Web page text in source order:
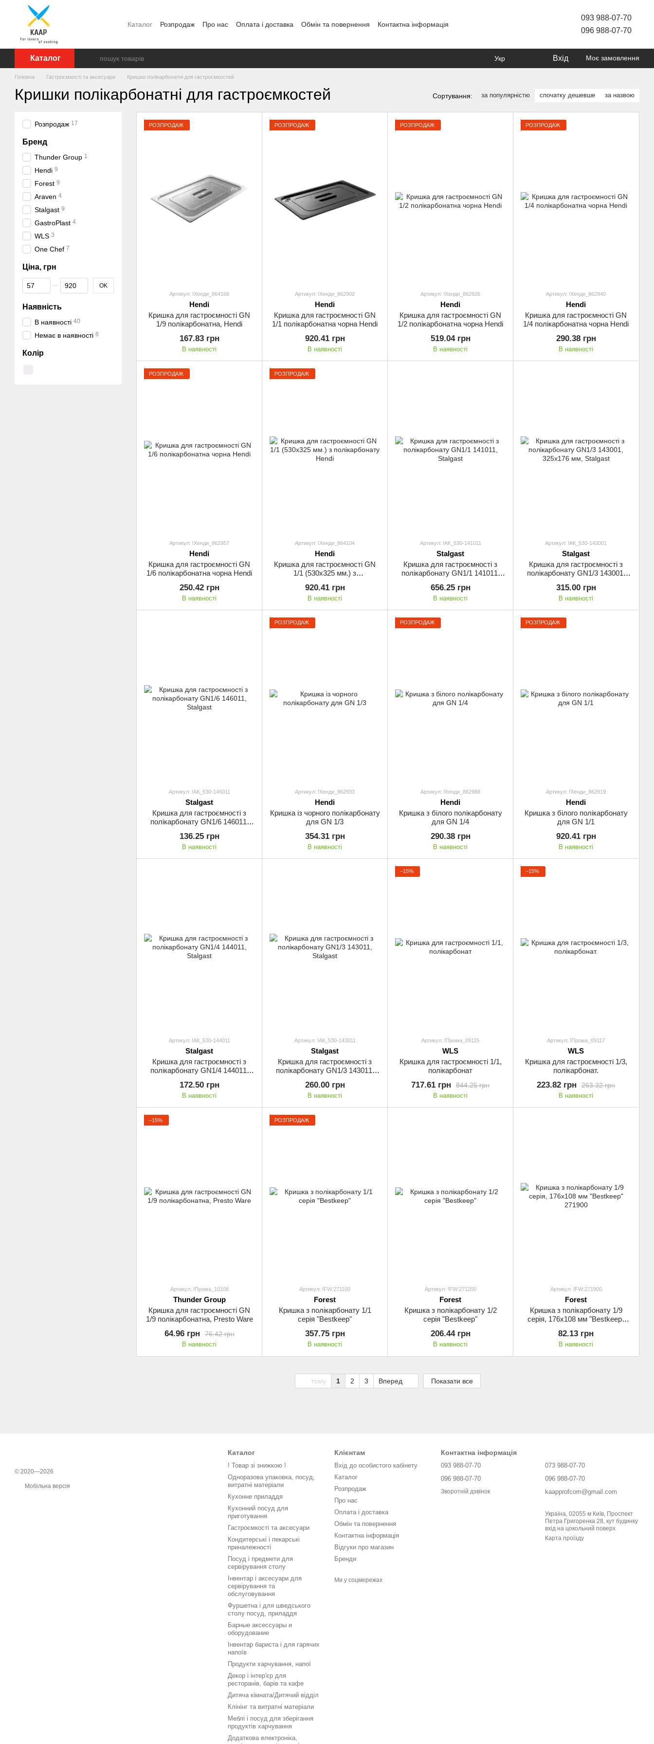
Перейти до основного контенту
Каталог Розпродаж Про нас Оплата і доставка Обмін та повернення
Контактна інформація
093 988-07-70
096 988-07-70
Каталог Укр Вхід Моє замовлення
Головна Гастроємкості та аксесуари Кришки полікарбонатні для гастроємкостей
Кришки полікарбонатні для гастроємкостей Сортування: за популярністю спочатку дешевше за назвою
РОЗПРОДАЖ
Артикул: !Хенди_864166
Hendi
Кришка для гастроємності GN
1/9 полікарбонатна, Hendi
167.83 грн
В наявності
РОЗПРОДАЖ
Артикул: !Хенди_862902
Hendi
Кришка для гастроємності GN
1/1 полікарбонатна чорна Hendi
920.41 грн
В наявності
РОЗПРОДАЖ
Артикул: !Хенди_862926
Hendi
Кришка для гастроємності GN
1/2 полікарбонатна чорна Hendi
519.04 грн
В наявності
РОЗПРОДАЖ
Артикул: !Хенди_862940
Hendi
Кришка для гастроємності GN
1/4 полікарбонатна чорна Hendi
290.38 грн
В наявності
РОЗПРОДАЖ
Артикул: !Хенди_862957
Hendi
Кришка для гастроємності GN
1/6 полікарбонатна чорна Hendi
250.42 грн
В наявності
РОЗПРОДАЖ
Артикул: !Хенди_864104
Hendi
Кришка для гастроємності GN
1/1 (530x325 мм.) з
920.41 грн
В наявності
Артикул: !АК_530-141011
Stalgast
Кришка для гастроємності з
полікарбонату GN1/1 141011,
656.25 грн
В наявності
Артикул: !АК_530-143001
Stalgast
Кришка для гастроємності з
полікарбонату GN1/3 143001,
315.00 грн
В наявності
Артикул: !АК_530-146011
Stalgast
Кришка для гастроємності з
полікарбонату GN1/6 146011,
136.25 грн
В наявності
РОЗПРОДАЖ
Артикул: !Хенди_862933
Hendi
Кришка із чорного полікарбонату
для GN 1/3
354.31 грн
В наявності
РОЗПРОДАЖ
Артикул: !Хенди_862988
Hendi
Кришка з білого полікарбонату
для GN 1/4
290.38 грн
В наявності
РОЗПРОДАЖ
Артикул: !Хенди_862919
Hendi
Кришка з білого полікарбонату
для GN 1/1
920.41 грн
В наявності
Артикул: !АК_530-144011
Stalgast
Кришка для гастроємності з
полікарбонату GN1/4 144011,
172.50 грн
В наявності
Артикул: !АК_530-143011
Stalgast
Кришка для гастроємності з
полікарбонату GN1/3 143011,
260.00 грн
В наявності
−15%
Артикул: !Прома_09115
WLS
Кришка для гастроємності 1/1,
полікарбонат
844.25 грн
717.61 грн
В наявності
−15%
Артикул: !Прома_09117
WLS
Кришка для гастроємності 1/3,
полікарбонат.
263.32 грн
223.82 грн
В наявності
−15%
Артикул: !Прома_10108
Thunder Group
Кришка для гастроємності GN
1/9 полікарбонатна, Presto Ware
76.42 грн
64.96 грн
В наявності
РОЗПРОДАЖ
Артикул: !FW:271100
Forest
Кришка з полікарбонату 1/1
серія "Bestkeep"
357.75 грн
В наявності
Артикул: !FW:271200
Forest
Кришка з полікарбонату 1/2
серія "Bestkeep"
206.44 грн
В наявності
Артикул: !FW:271900
Forest
Кришка з полікарбонату 1/9
серія, 176х108 мм "Bestkeep"
82.13 грн
В наявності
тому 1 2 3 Вперед Показати все
Розпродаж 17
Бренд
Thunder Group 1
Hendi 9
Forest 9
Araven 4
Stalgast 9
GastroPlast 4
WLS 3
One Chef 7
Ціна, грн
Від Ціна, грн
До Ціна, грн OK
Наявність
В наявності 40
Немає в наявності 6
Колір
© 2020—2026
Мобільна версія
Каталог
! Товар зі знижкою !
Одноразова упаковка, посуд,
витратні матеріали
Кухонне приладдя
Кухонний посуд для
приготування
Гастроємкості та аксесуари
Кондитерські і пекарські
приналежності
Посуд і предмети для
сервірування столу
Інвентар і аксесуари для
сервірування та
обслуговування
Фуршетна і для шведського
столу посуд, приладдя
Барные аксессуары и
оборудование
Інвентар бариста і для гарячих
напоїв
Продукти харчування, напої
Декор і інтер'єр для
ресторанів, барів та кафе
Дитяча кімната/Дитячий відділ
Клінінг та витратні матеріали
Меблі і посуд для зберігання
продуктів харчування
Додаткова електроніка,
Клієнтам
Вхід до особистого кабінету
Каталог
Розпродаж
Про нас
Оплата і доставка
Обмін та повернення
Контактна інформація
Відгуки про магазин
Бренди
Ми у соцмережах
Контактна інформація
093 988-07-70
096 988-07-70
Зворотній дзвінок
073 988-07-70
096 988-07-70
kaapprofcom@gmail.com
Україна, 02055 м Київ, Проспект
Петра Григоренка 28, кут будинку
вхід на цокольний поверх
Карта проїзду